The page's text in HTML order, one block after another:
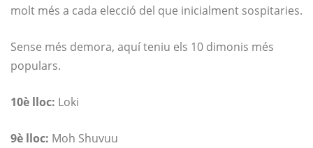
molt més a cada elecció del que inicialment sospitaries.
Sense més demora, aquí teniu els 10 dimonis més
populars.
10è lloc: Loki
9è lloc: Moh Shuvuu